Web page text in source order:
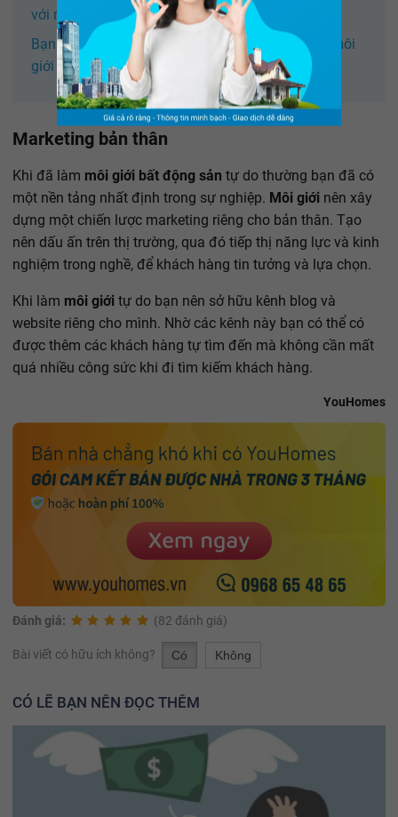
với nghề
Bạn nên làm cho công ty môi giới hay trở thành môi
giới bất động sản tự do?
Marketing bản thân
Khi đã làm môi giới bất động sản tự do thường bạn đã có
một nền tảng nhất định trong sự nghiệp. Môi giới nên xây
dựng một chiến lược marketing riêng cho bản thân. Tạo
nên dấu ấn trên thị trường, qua đó tiếp thị năng lực và kinh
nghiệm trong nghề, để khách hàng tin tưởng và lựa chọn.
Khi làm môi giới tự do bạn nên sở hữu kênh blog và
website riêng cho mình. Nhờ các kênh này bạn có thể có
được thêm các khách hàng tự tìm đến mà không cần mất
quá nhiều công sức khi đi tìm kiếm khách hàng.
YouHomes
Đánh giá: (82 đánh giá)
Bài viết có hữu ích không? Có Không
CÓ LẼ BẠN NÊN ĐỌC THÊM